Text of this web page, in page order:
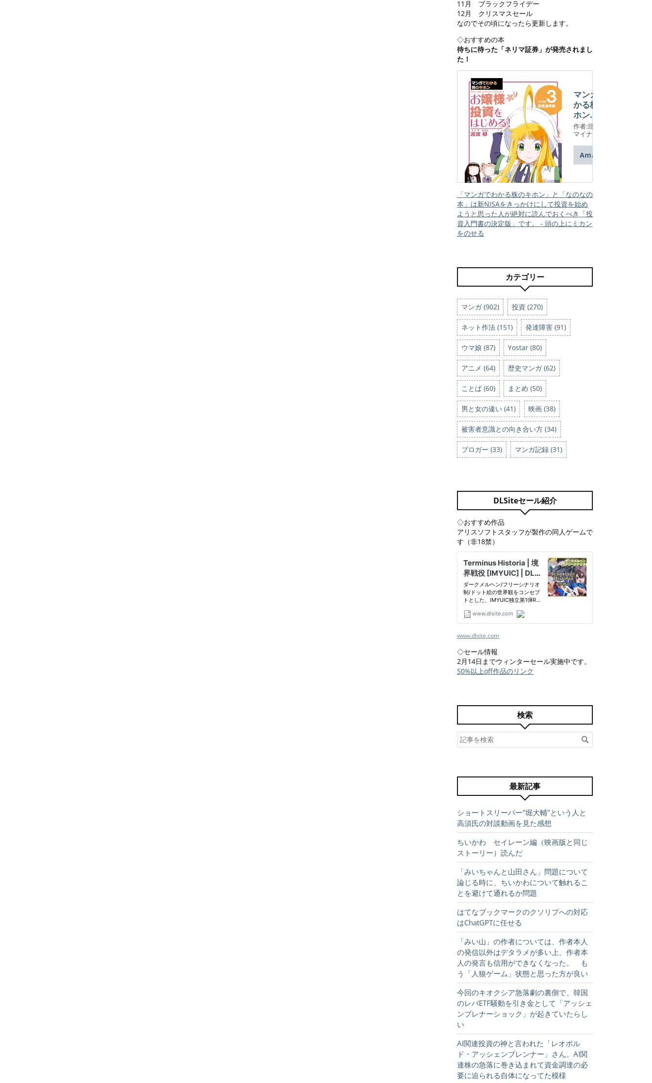
11月 ブラックフライデー
12月 クリスマスセール
なのでその頃になったら更新します。
◇おすすめの本
待ちに待った「ネリマ証券」が発売されまし
た！
マンガでわ
かる株のキ
ホン
（３） お
嬢様 投資
をはじめ
る! [資産
運用] 編
作者:渡波 郁
マイナビ出版
Amazon
「マンガでわかる株のキホン」と「なのなの
本」は新NISAをきっかけにして投資を始め
ようと思った人が絶対に読んでおくべき「投
資入門書の決定版」です。 - 頭の上にミカン
をのせる
カテゴリー
マンガ (902) 投資 (270)
ネット作法 (151) 発達障害 (91)
ウマ娘 (87) Yostar (80)
アニメ (64) 歴史マンガ (62)
ことば (60) まとめ (50)
男と女の違い (41) 映画 (38)
被害者意識との向き合い方 (34)
ブロガー (33) マンガ記録 (31)
DLSiteセール紹介
◇おすすめ作品
アリスソフトスタッフが製作の同人ゲームで
す（非18禁）
www.dlsite.com
◇セール情報
2月14日までウィンターセール実施中です。
50%以上off作品のリンク
検索
最新記事
ショートスリーパー"堀大輔"という人と
高須氏の対談動画を見た感想
ちいかわ セイレーン編（映画版と同じ
ストーリー）読んだ
「みいちゃんと山田さん」問題について
論じる時に、ちいかわについて触れるこ
とを避けて通れるか問題
はてなブックマークのクソリプへの対応
はChatGPTに任せる
「みい山」の作者については、作者本人
の発信以外はデタラメが多い上、作者本
人の発言も信用ができなくなった。 も
う「人狼ゲーム」状態と思った方が良い
今回のキオクシア急落劇の裏側で、韓国
のレバETF騒動を引き金として「アッシェ
ンブレナーショック」が起きていたらし
い
AI関連投資の神と言われた「レオポル
ド・アッシェンブレンナー」さん。AI関
連株の急落に巻き込まれて資金調達の必
要に迫られる自体になってた模様